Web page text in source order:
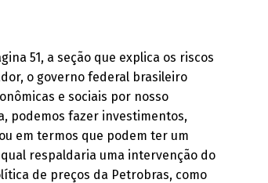
51, a seção que explica os riscos
o governo federal brasileiro
e sociais por nosso
podemos fazer investimentos,
em termos que podem ter um
respaldaria uma intervenção do
de preços da Petrobras, como